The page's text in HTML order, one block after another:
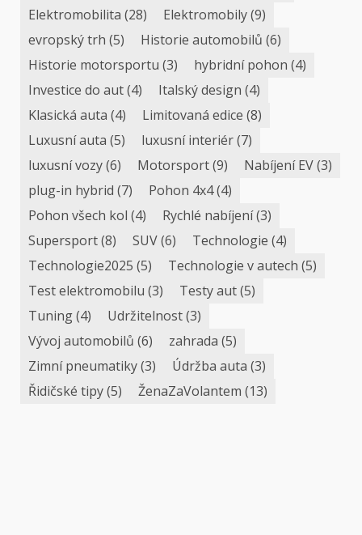
Elektromobilita (28) Elektromobily(9)
evropský trh (5) Historie automobilů (6)
Historie motorsportu (3) hybridní pohon (4)
Investice do aut(4) Italský design (4)
Klasická auta (4) Limitovaná edice (8)
Luxusní auta (5) luxusní interiér(7)
luxusní vozy(6) Motorsport(9) Nabíjení EV(3)
plug-in hybrid (7) Pohon 4x4(4)
Pohon všech kol (4) Rychlé nabíjení(3)
Supersport(8) SUV(6) Technologie (4)
Technologie2025 (5) Technologie v autech (5)
Test elektromobilu (3) Testy aut(5)
Tuning(4) Udržitelnost(3)
Vývoj automobilů (6) zahrada (5)
Zimní pneumatiky(3) Údržba auta (3)
Řidičské tipy(5) ŽenaZaVolantem (13)